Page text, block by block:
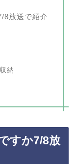
8放送で紹介
納
すか7/8放